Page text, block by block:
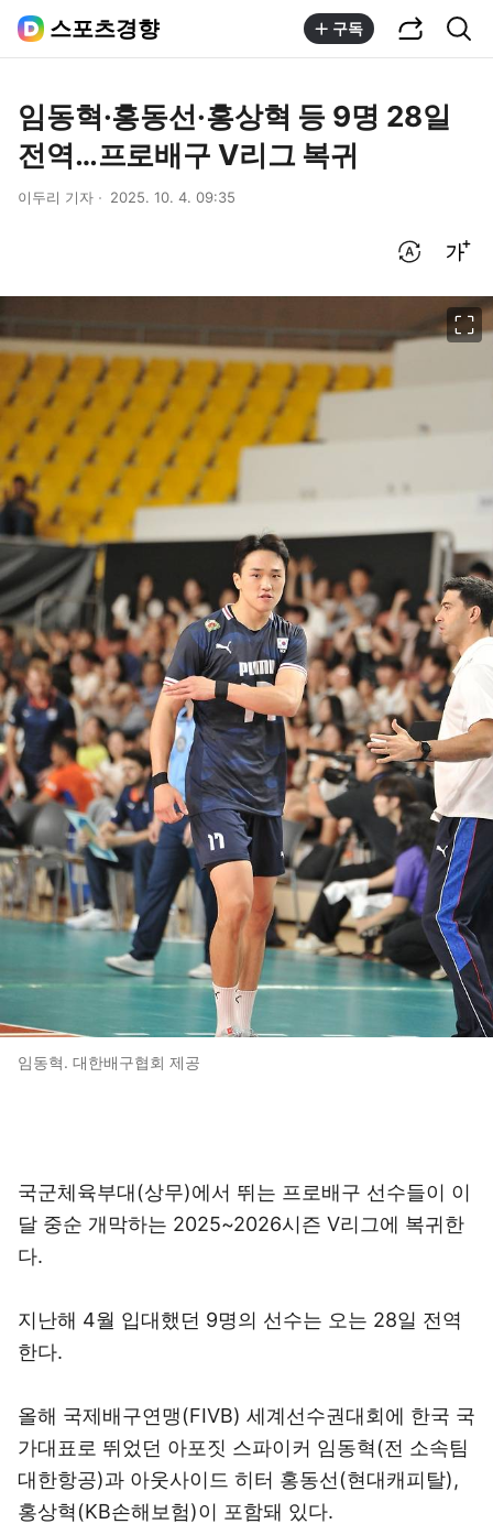
스포츠경향 구독
임동혁·홍동선·홍상혁 등 9명 28일
전역…프로배구 V리그 복귀
이두리 기자 2025. 10. 4. 09:35
임동혁. 대한배구협회 제공
국군체육부대(상무)에서 뛰는 프로배구 선수들이 이
달 중순 개막하는 2025~2026시즌 V리그에 복귀한
다.
지난해 4월 입대했던 9명의 선수는 오는 28일 전역
한다.
올해 국제배구연맹(FIVB) 세계선수권대회에 한국 국
가대표로 뛰었던 아포짓 스파이커 임동혁(전 소속팀
대한항공)과 아웃사이드 히터 홍동선(현대캐피탈),
홍상혁(KB손해보험)이 포함돼 있다.